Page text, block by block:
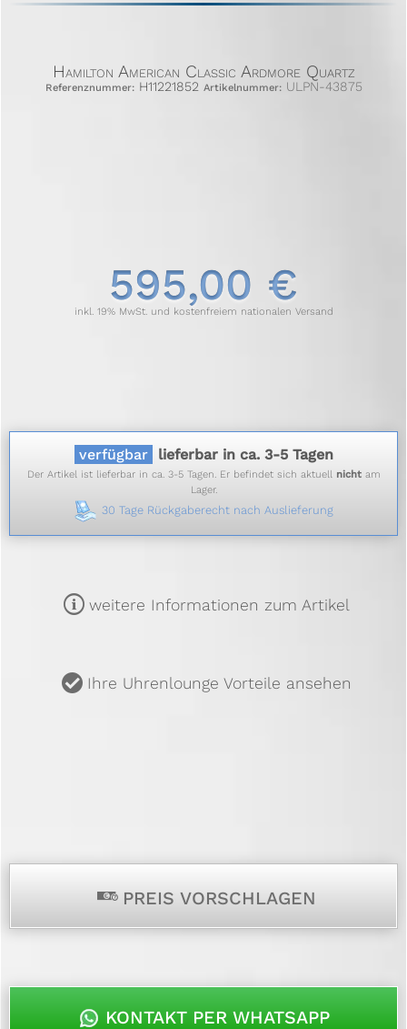
Hamilton American Classic Ardmore Quartz
Referenznummer: H11221852 Artikelnummer:ULPN-43875
595,00 €
inkl. 19% MwSt. und kostenfreiem nationalen Versand
verfügbar lieferbar in ca. 3-5 Tagen
Der Artikel ist lieferbar in ca. 3-5 Tagen. Er befindet sich aktuell nichtam
Lager.
30 Tage Rückgaberecht nach Auslieferung
m weitere Informationen zum Artikel
u Ihre Uhrenlounge Vorteile ansehen
p PREIS VORSCHLAGEN
KONTAKT PER WHATSAPP